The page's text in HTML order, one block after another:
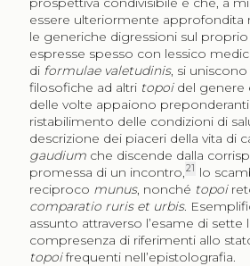
essere ulteriormente approfondita
le generiche digressioni sul proprio
espresse spesso con lessico
di formulae valetudinis, si
filosofiche ad altri topoidel genere
delle volte appaiono
ristabilimento delle condizioni di
descrizione dei piaceri della vita di
gaudiumche discende dalla
promessa di un incontro,21 lo
reciproco munus, nonché topoi
comparatio ruris et urbis.
assunto attraverso l’esame di sette
compresenza di riferimenti allo
topoifrequenti nell’epistolografia.